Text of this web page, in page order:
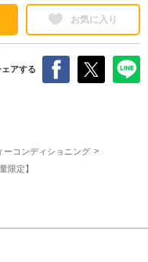
お気に入り
ェアする
ーコンディショニング
限定】